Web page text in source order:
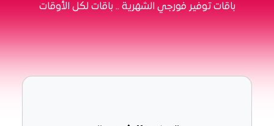
باقات توفير فورجي الشهرية .. باقات لكل الأوقات